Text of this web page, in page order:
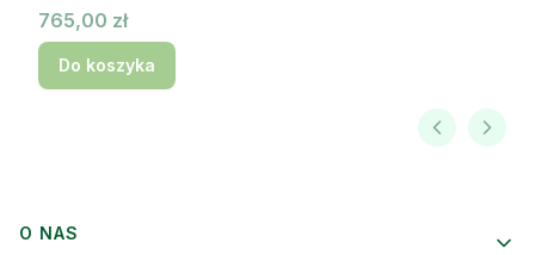
Cena
765,00 zł
Do koszyka
Linki w stopce
O NAS